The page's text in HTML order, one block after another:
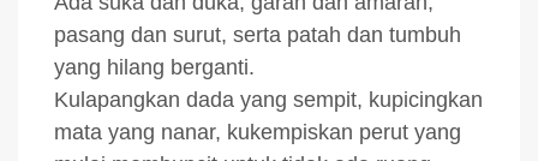
pasang dan surut, serta patah dan tumbuh
yang hilang berganti.
Kulapangkan dada yang sempit, kupicingkan
mata yang nanar, kukempiskan perut yang